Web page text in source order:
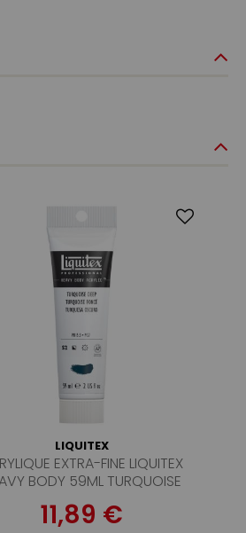
LIQUITEX
EXTRA-FINE LIQUITEX
BODY 59ML TURQUOISE
FONCE
11,89 €